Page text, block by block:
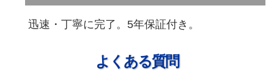
迅速・丁寧に完了。5年保証付き。
よくある質問